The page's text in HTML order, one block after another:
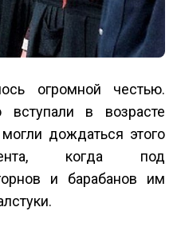
огромной честью.
в возрасте
дождаться этого
когда под
и барабанов им